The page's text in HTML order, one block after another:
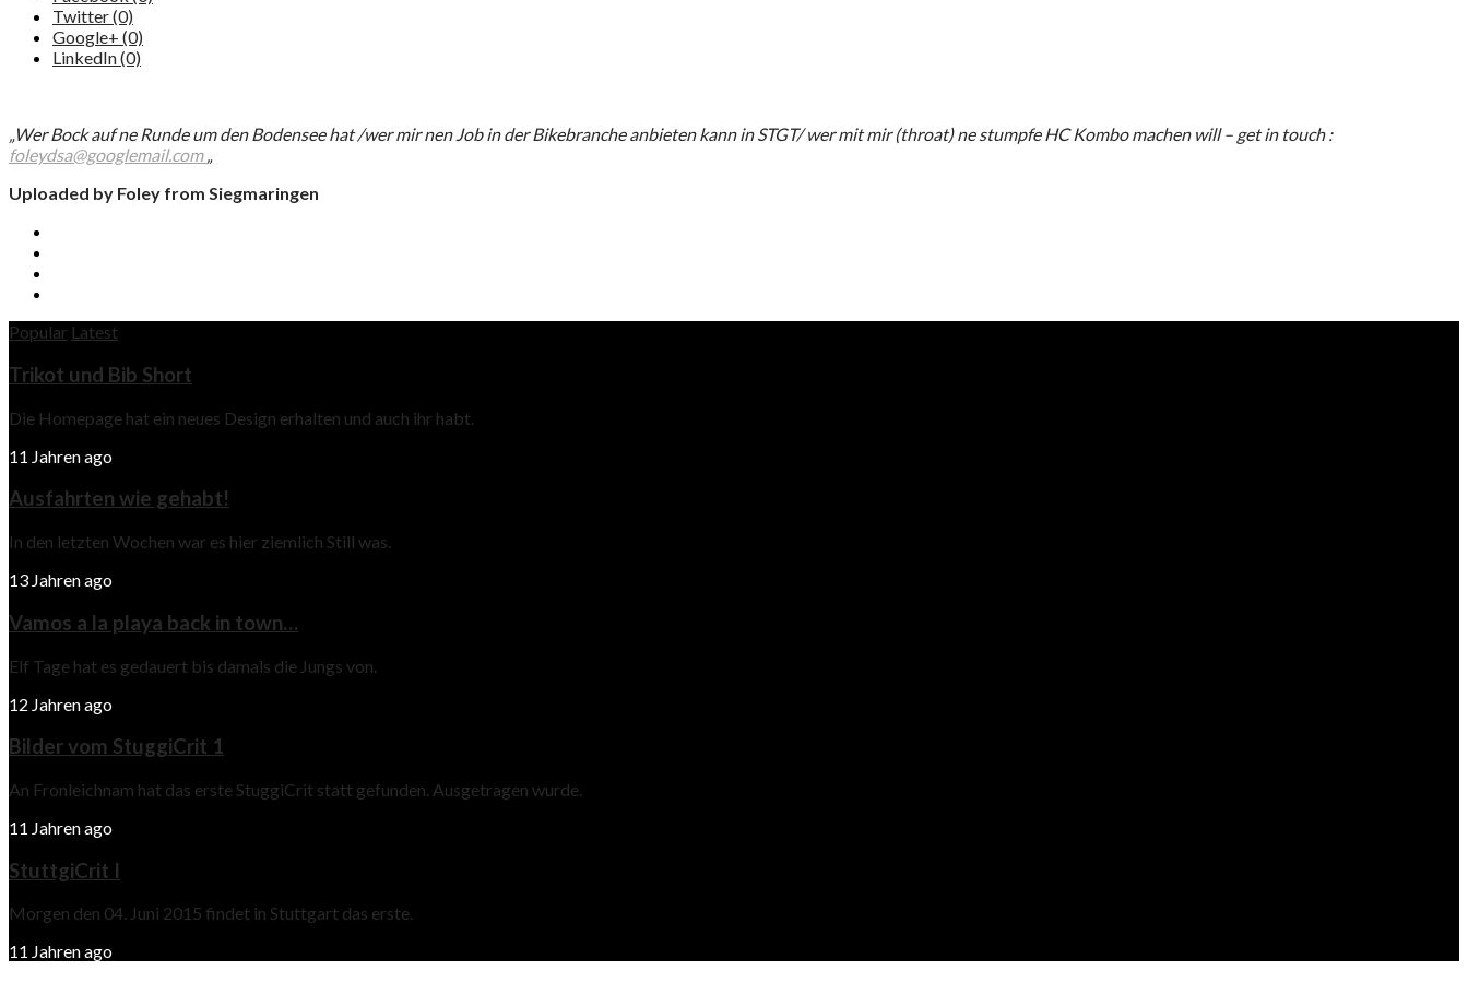
Twitter (0)
Google+ (0)
LinkedIn (0)
„Wer Bock auf ne Runde um den Bodensee hat /wer mir nen Job in der Bikebranche anbieten kann in STGT/ wer mit mir (throat) ne stumpfe HC Kombo machen will – get in touch :
foleydsa@googlemail.com„
Uploaded by Foley from Siegmaringen
Popular Latest
Trikot und Bib Short
Die Homepage hat ein neues Design erhalten und auch ihr habt.
11 Jahren ago
Ausfahrten wie gehabt!
In den letzten Wochen war es hier ziemlich Still was.
13 Jahren ago
Vamos a la playa back in town…
Elf Tage hat es gedauert bis damals die Jungs von.
12 Jahren ago
Bilder vom StuggiCrit 1
An Fronleichnam hat das erste StuggiCrit statt gefunden. Ausgetragen wurde.
11 Jahren ago
StuttgiCrit I
Morgen den 04. Juni 2015 findet in Stuttgart das erste.
11 Jahren ago